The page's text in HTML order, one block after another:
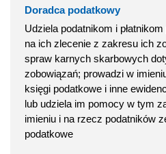
Doradca podatkowy
Udziela podatnikom i
na ich zlecenie z zakresu ich
spraw karnych skarbowych
zobowiązań; prowadzi w
księgi podatkowe i inne
lub udziela im pomocy w tym
imieniu i na rzecz podatników
podatkowe